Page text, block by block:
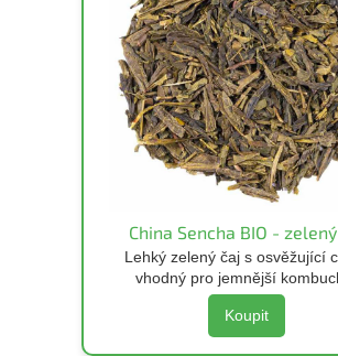
China Sencha BIO -
Lehký zelený čaj s osvěžující
vhodný pro jemnější
Koupit